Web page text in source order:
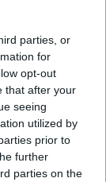
parties, or
for
opt-out
that after your
seeing
utilized by
prior to
further
parties on the